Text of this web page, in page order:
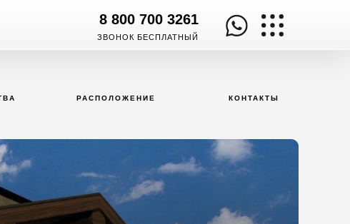
8 800 700 3261
ЗВОНОК БЕСПЛАТНЫЙ
РАСПОЛОЖЕНИЕ КОНТАКТЫ